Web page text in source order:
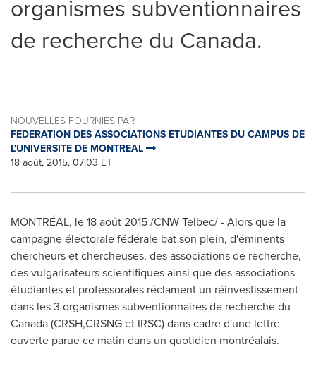
organismes subventionnaires
de recherche du Canada.
NOUVELLES FOURNIES PAR
FEDERATION DES ASSOCIATIONS ETUDIANTES DU CAMPUS DE
L'UNIVERSITE DE MONTREAL
18 août, 2015, 07:03 ET
MONTRÉAL, le 18 août 2015 /CNW Telbec/ - Alors que la
campagne électorale fédérale bat son plein, d'éminents
chercheurs et chercheuses, des associations de recherche,
des vulgarisateurs scientifiques ainsi que des associations
étudiantes et professorales réclament un réinvestissement
dans les 3 organismes subventionnaires de recherche du
Canada(CRSH,CRSNG et IRSC) dans cadre d'une lettre
ouverte parue ce matin dans un quotidien montréalais.